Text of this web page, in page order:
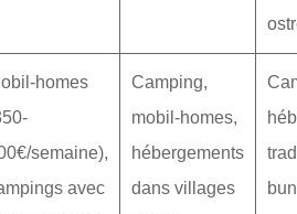
homes
semaine),
avec
Camping,
mobil-homes,
hébergements
dans villages